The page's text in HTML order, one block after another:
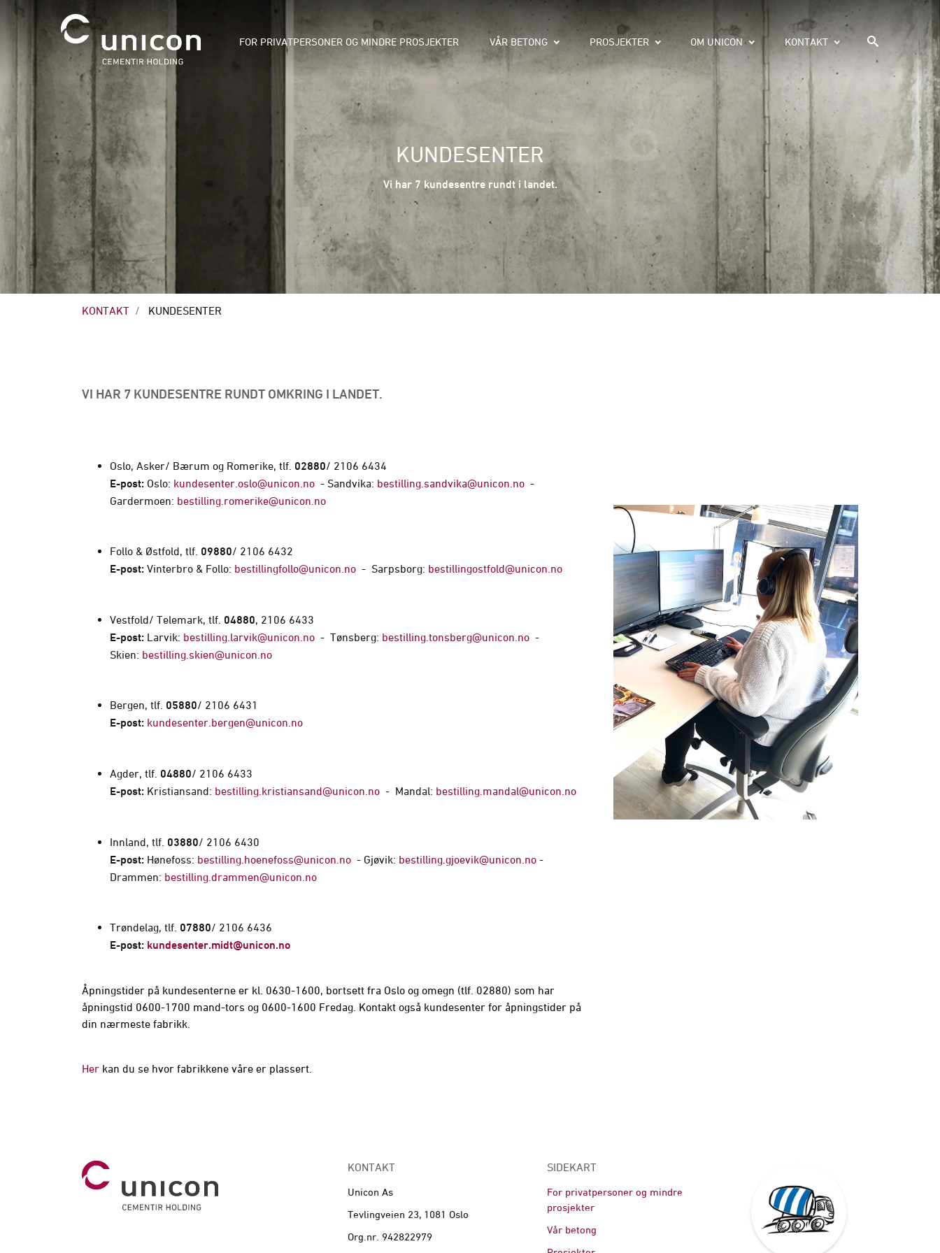
FOR PRIVATPERSONER OG MINDRE PROSJEKTER VÅR BETONG PROSJEKTER OM UNICON KONTAKT
KUNDESENTER
Vi har 7 kundesentre rundt i landet.
KONTAKT KUNDESENTER
VI HAR 7 KUNDESENTRE RUNDT OMKRING I LANDET.
Oslo, Asker/ Bærum og Romerike, tlf. 02880/ 2106 6434
E-post: Oslo: kundesenter.oslo@unicon.no - Sandvika: bestilling.sandvika@unicon.no -
Gardermoen: bestilling.romerike@unicon.no
Follo & Østfold, tlf. 09880/ 2106 6432
E-post: Vinterbro & Follo: bestillingfollo@unicon.no - Sarpsborg: bestillingostfold@unicon.no
Vestfold/ Telemark, tlf. 04880, 2106 6433
E-post: Larvik: bestilling.larvik@unicon.no - Tønsberg: bestilling.tonsberg@unicon.no -
Skien: bestilling.skien@unicon.no
Bergen, tlf. 05880/ 2106 6431
E-post: kundesenter.bergen@unicon.no
Agder, tlf. 04880/ 2106 6433
E-post: Kristiansand: bestilling.kristiansand@unicon.no - Mandal: bestilling.mandal@unicon.no
Innland, tlf. 03880/ 2106 6430
E-post: Hønefoss: bestilling.hoenefoss@unicon.no - Gjøvik: bestilling.gjoevik@unicon.no -
Drammen: bestilling.drammen@unicon.no
Trøndelag, tlf. 07880/ 2106 6436
E-post: kundesenter.midt@unicon.no
Åpningstider på kundesenterne er kl. 0630-1600, bortsett fra Oslo og omegn (tlf. 02880) som har
åpningstid 0600-1700 mand-tors og 0600-1600 Fredag. Kontakt også kundesenter for åpningstider på
din nærmeste fabrikk.
Her kan du se hvor fabrikkene våre er plassert.
KONTAKT
Unicon As
Tevlingveien 23, 1081 Oslo
Org.nr. 942822979
SIDEKART
For privatpersoner og mindre
prosjekter
Vår betong